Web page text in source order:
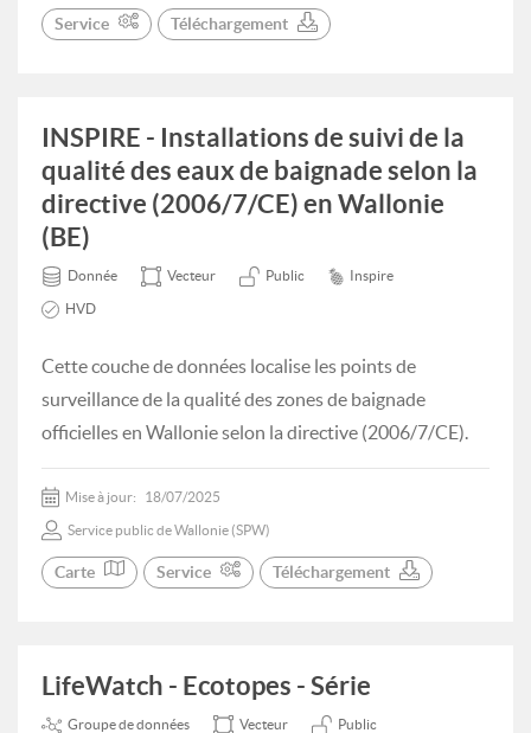
Service Téléchargement
INSPIRE - Installations de suivi de la
qualité des eaux de baignade selon la
directive (2006/7/CE) en Wallonie
(BE)
Donnée Vecteur Public Inspire
HVD
Cette couche de données localise les points de
surveillance de la qualité des zones de baignade
officielles en Wallonie selon la directive (2006/7/CE).
Mise à jour: 18/07/2025
Service public de Wallonie (SPW)
Carte Service Téléchargement
LifeWatch - Ecotopes - Série
Groupe de données Vecteur Public